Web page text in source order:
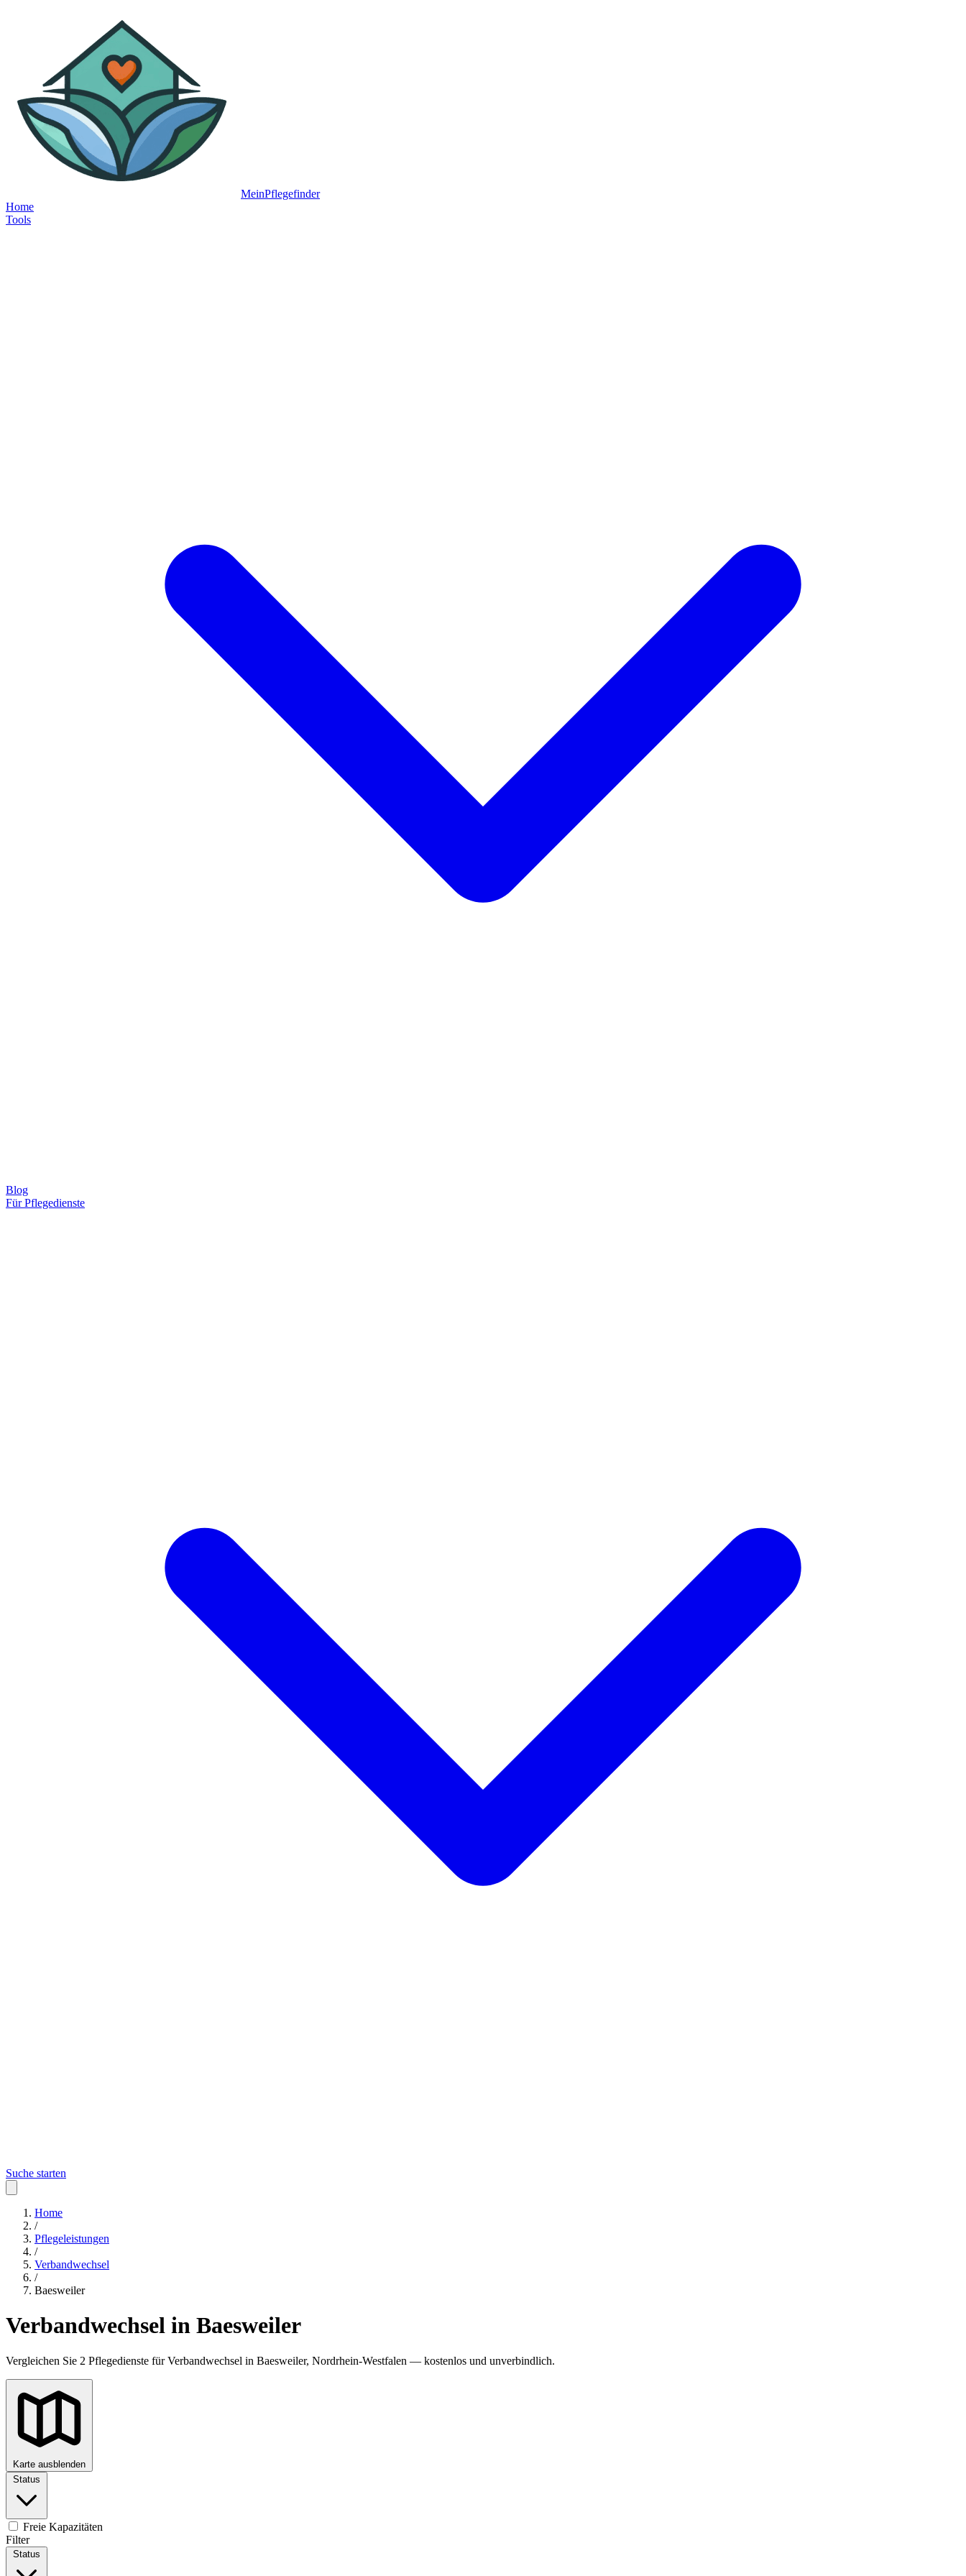
MeinPflegefinder
Home
Tools
Blog
Für Pflegedienste
Suche starten
Home
/
Pflegeleistungen
/
Verbandwechsel
/
Baesweiler
Verbandwechsel in Baesweiler
Vergleichen Sie 2 Pflegedienste für Verbandwechsel in Baesweiler, Nordrhein-Westfalen — kostenlos und unverbindlich.
Karte ausblenden
Status
Freie Kapazitäten
Filter
Status